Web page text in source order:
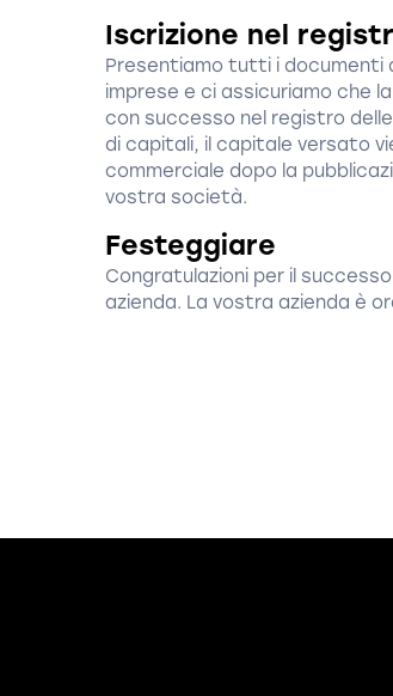
Iscrizione nel
Presentiamo tutti i documenti
imprese e ci assicuriamo che
con successo nel registro
di capitali, il capitale versato
commerciale dopo la
vostra società.
Festeggiare
Congratulazioni per il
azienda. La vostra azienda è